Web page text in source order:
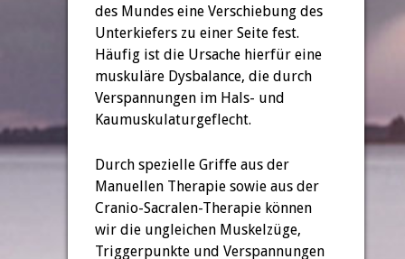
des Mundes eine Verschiebung des
Unterkiefers zu einer Seite fest.
Häufig ist die Ursache hierfür eine
muskuläre Dysbalance, die durch
Verspannungen im Hals- und
Kaumuskulaturgeflecht.
Durch spezielle Griffe aus der
Manuellen Therapie sowie aus der
Cranio-Sacralen-Therapie können
wir die ungleichen Muskelzüge,
Triggerpunkte und Verspannungen